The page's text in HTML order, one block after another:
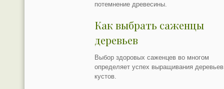
потемнение древесины.
Как выбрать саженцы
деревьев
Выбор здоровых саженцев во многом
определяет успех выращивания
кустов.